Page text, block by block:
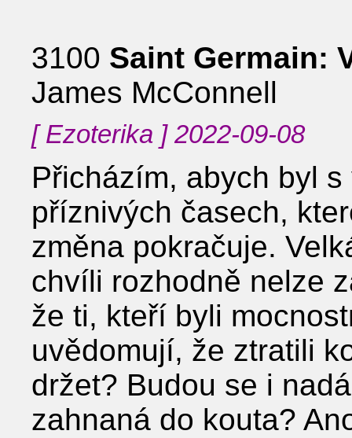
3100 Saint Germain:
James McConnell
[ Ezoterika ] 2022-09-08
Přicházím, abych byl
příznivých časech,
změna pokračuje.
chvíli rozhodně nelze
že ti, kteří byli
uvědomují, že ztratili
držet? Budou se i
zahnaná do kouta?